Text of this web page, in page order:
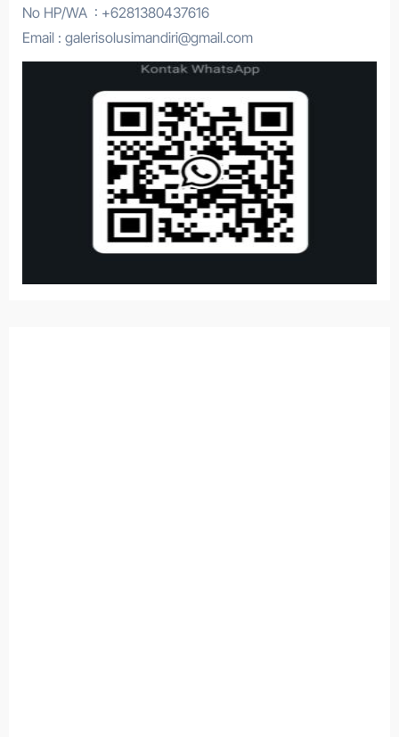
No HP/WA : +6281380437616
Email : galerisolusimandiri@gmail.com